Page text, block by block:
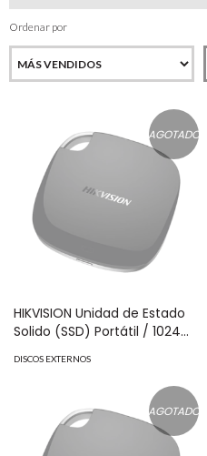
Ordenar por
AGOTADO
HIKVISION Unidad de Estado
Solido (SSD) Portátil / 1024
HS-ESSD-T100I/1024G
DISCOS EXTERNOS
AGOTADO